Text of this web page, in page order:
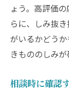
ょう。高評価
らに、しみ抜
がいるかどうか
きもののしみ
相談時に確認